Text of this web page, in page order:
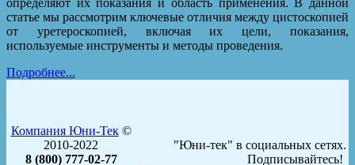
определяют их показания и область применения. В данной
статье мы рассмотрим ключевые отличия между цистоскопией
от уретероскопией, включая их цели, показания,
используемые инструменты и методы проведения.
Подробнее...
Компания Юни-Тек©
2010-2022
8 (800) 777-02-77
"Юни-тек" в социальных сетях.
Подписывайтесь!